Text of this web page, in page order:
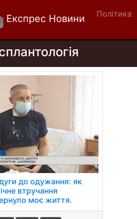
Експрес Новини Політика
до одужання: як
втручання
моє життя.